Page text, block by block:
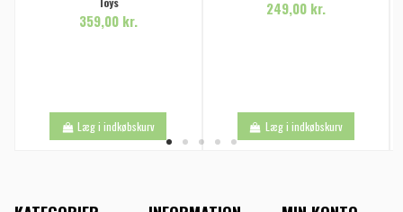
359,00 kr.
Læg i indkøbskurv
249,00 kr.
Læg i indkøbskurv